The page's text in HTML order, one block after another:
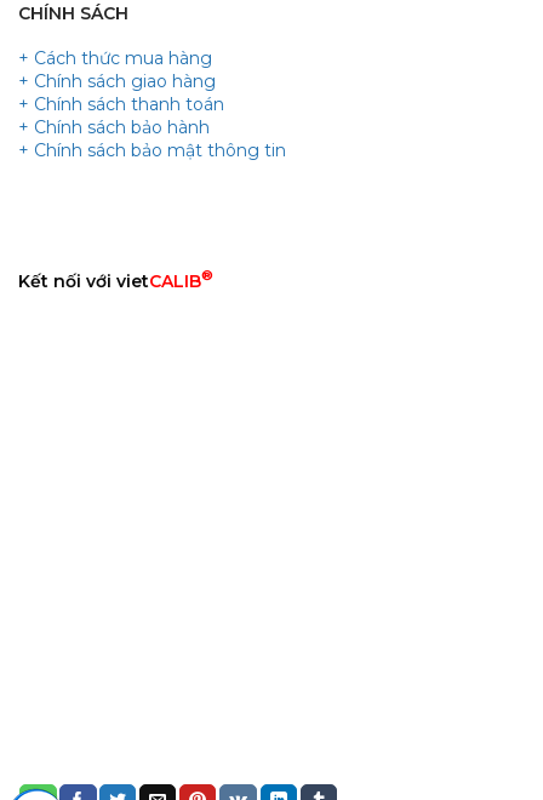
CHÍNH SÁCH
+ Cách thức mua hàng
+ Chính sách giao hàng
+ Chính sách thanh toán
+ Chính sách bảo hành
+ Chính sách bảo mật thông tin
Kết nối với vietCALIB®